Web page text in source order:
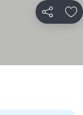
Sdílet